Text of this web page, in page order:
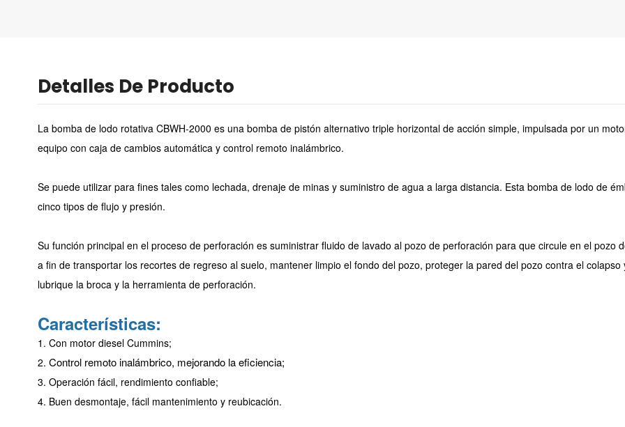
Detalles De Producto
La bomba de lodo rotativa CBWH-2000 es una bomba de pistón alternativo triple horizontal de acción simple, impulsada por un
equipo con caja de cambios automática y control remoto inalámbrico.
Se puede utilizar para fines tales como lechada, drenaje de minas y suministro de agua a larga distancia. Esta bomba de lodo de
cinco tipos de flujo y presión.
Su función principal en el proceso de perforación es suministrar fluido de lavado al pozo de perforación para que circule en el pozo
a fin de transportar los recortes de regreso al suelo, mantener limpio el fondo del pozo, proteger la pared del pozo contra el colapso
lubrique la broca y la herramienta de perforación.
Características:
1. Con motor diesel Cummins;
2. Control remoto inalámbrico, mejorando la eficiencia;
3. Operación fácil, rendimiento confiable;
4. Buen desmontaje, fácil mantenimiento y reubicación.